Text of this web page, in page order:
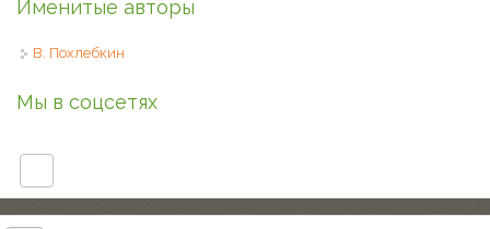
Именитые авторы
В. Похлебкин
Мы в соцсетях